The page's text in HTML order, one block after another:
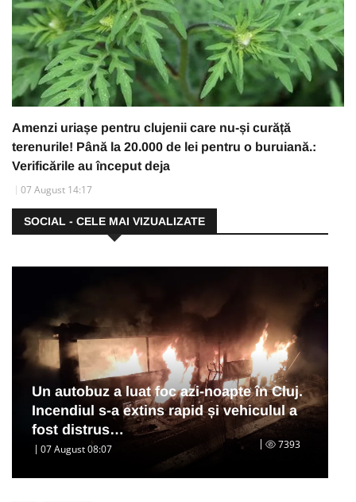
Amenzi uriașe pentru clujenii care nu-și curăță
terenurile! Până la 20.000 de lei pentru o buruiană.:
Verificările au început deja
07 August 14:17
SOCIAL - CELE MAI VIZUALIZATE
Un autobuz a luat foc azi-noapte în Cluj.
Incendiul s-a extins rapid și vehiculul a
fost distrus…
07 August 08:07 7393